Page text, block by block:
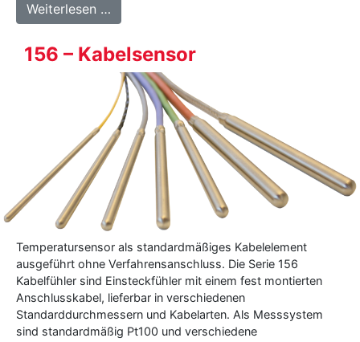
Weiterlesen …
156 – Kabelsensor
Temperatursensor als standardmäßiges Kabelelement
ausgeführt ohne Verfahrensanschluss. Die Serie 156
Kabelfühler sind Einsteckfühler mit einem fest montierten
Anschlusskabel, lieferbar in verschiedenen
Standarddurchmessern und Kabelarten. Als Messsystem
sind standardmäßig Pt100 und verschiedene